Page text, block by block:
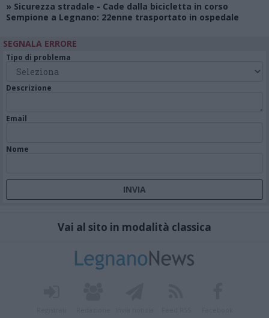
» Sicurezza stradale - Cade dalla bicicletta in corso
Sempione a Legnano: 22enne trasportato in ospedale
SEGNALA ERRORE
Tipo di problema
Descrizione
Email
Nome
Vai al sito in modalità classica